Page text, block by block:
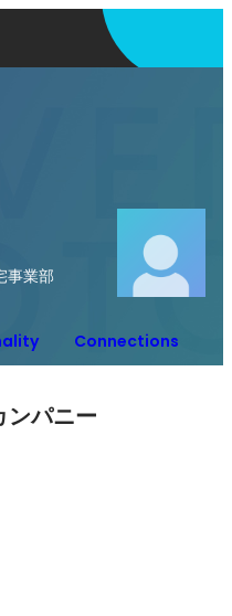
事業部
Connections
ンパニー